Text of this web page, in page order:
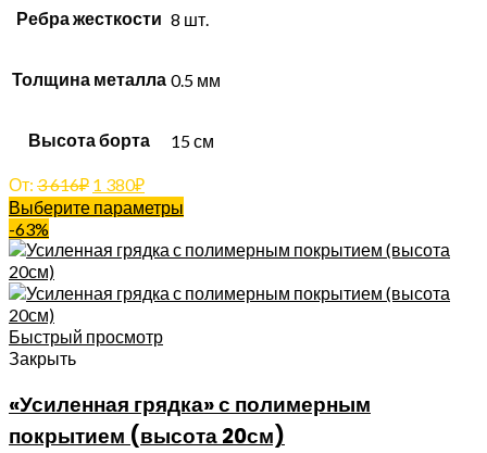
Ребра жесткости 8 шт.
Толщина металла 0.5 мм
Высота борта 15 см
От: 3 616₽ 1 380₽
Выберите параметры
-63%
Быстрый просмотр
Закрыть
«Усиленная грядка» с полимерным
покрытием (высота 20см)